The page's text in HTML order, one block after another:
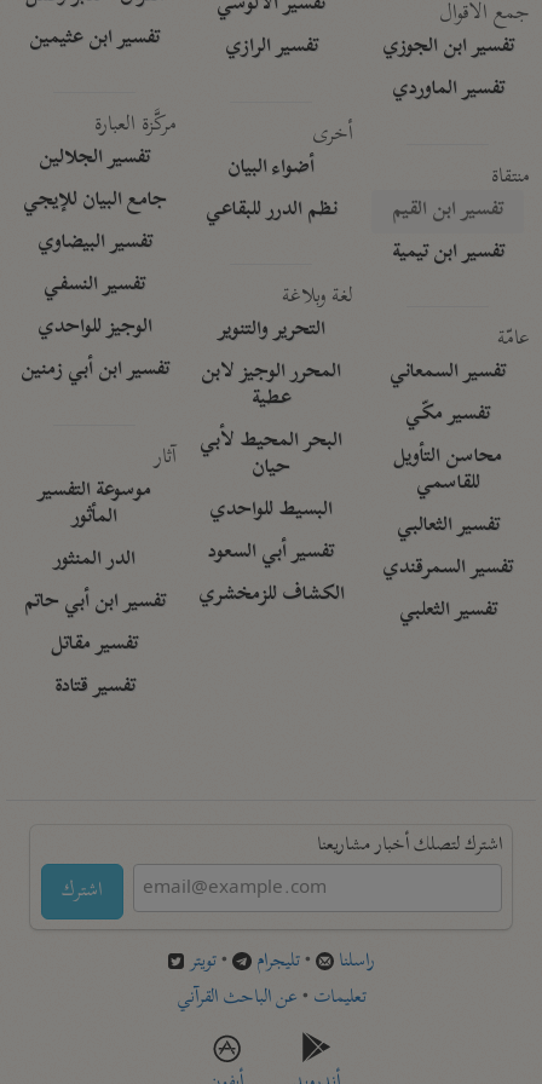
جمع الأقوال
تفسير ابن الجوزي
تفسير الماوردي
منتقاة
تفسير ابن القيم
تفسير ابن تيمية
عامّة
تفسير السمعاني
تفسير مكّي
محاسن التأويل
للقاسمي
تفسير الثعالبي
تفسير السمرقندي
تفسير الثعلبي
تفسير الرازي
أخرى
أضواء البيان
نظم الدرر للبقاعي
لغة وبلاغة
التحرير والتنوير
المحرر الوجيز لابن
عطية
البحر المحيط لأبي
حيان
البسيط للواحدي
تفسير أبي السعود
الكشاف للزمخشري
تفسير ابن عثيمين
مركَّزة العبارة
تفسير الجلالين
جامع البيان للإيجي
تفسير البيضاوي
تفسير النسفي
الوجيز للواحدي
تفسير ابن أبي زمنين
آثار
موسوعة التفسير
المأثور
الدر المنثور
تفسير ابن أبي حاتم
تفسير مقاتل
تفسير قتادة
اشترك لتصلك أخبار مشاريعنا
اشترك
راسلنا •تليجرام •تويتر
تعليمات •عن الباحث القرآني